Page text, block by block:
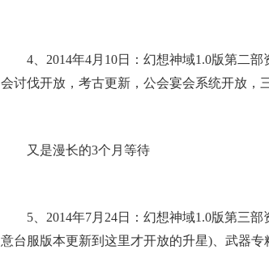
4、2014年4月10日：幻想神域1.0版第二部
会讨伐开放，考古更新，公会宴会系统开放，
又是漫长的3个月等待
5、2014年7月24日：幻想神域1.0版第三部
意台服版本更新到这里才开放的升星)、武器